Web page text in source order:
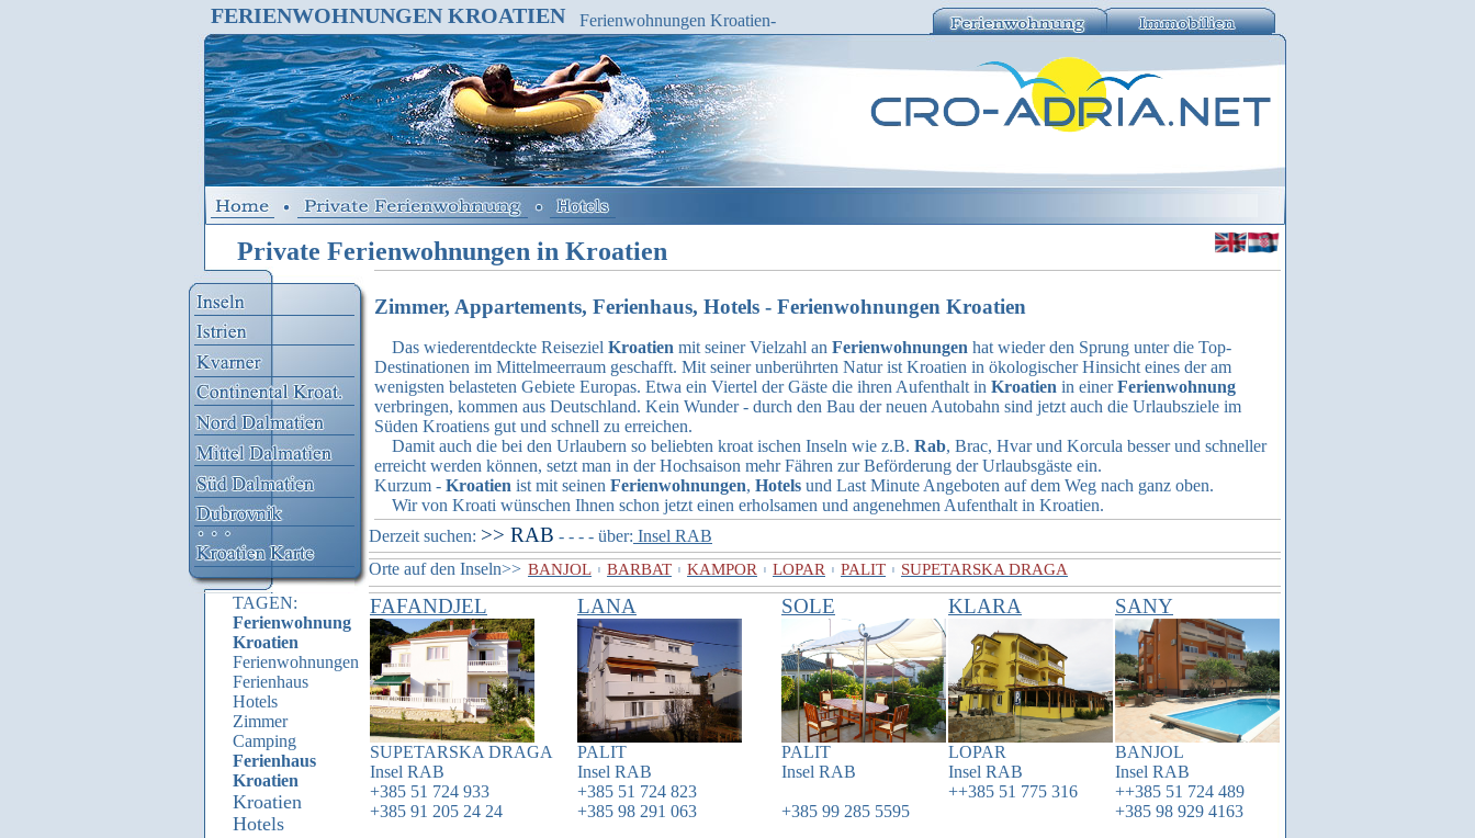
FERIENWOHNUNGEN KROATIEN
Ferienwohnungen Kroatien-
Ferienhaus,Appartements
Private Ferienwohnungen in Kroatien
TAGEN:
Ferienwohnung
Kroatien
Ferienwohnungen
Ferienhaus
Hotels
Zimmer
Camping
Ferienhaus
Kroatien
Kroatien
Hotels
Zimmer, Appartements, Ferienhaus, Hotels - Ferienwohnungen Kroatien
Das wiederentdeckte Reiseziel Kroatien mit seiner Vielzahl an Ferienwohnungen hat wieder den Sprung unter die Top-
Destinationen im Mittelmeerraum geschafft. Mit seiner unberührten Natur ist Kroatien in ökologischer Hinsicht eines der am
wenigsten belasteten Gebiete Europas. Etwa ein Viertel der Gäste die ihren Aufenthalt in Kroatien in einerFerienwohnung
verbringen, kommen aus Deutschland. Kein Wunder - durch den Bau der neuen Autobahn sind jetzt auch die Urlaubsziele im
Süden Kroatiens gut und schnell zu erreichen.
Damit auch die bei den Urlaubern so beliebten kroat ischen Inseln wie z.B. Rab, Brac, Hvar und Korcula besser und schneller
erreicht werden können, setzt man in der Hochsaison mehr Fähren zur Beförderung der Urlaubsgäste ein.
Kurzum - Kroatien ist mit seinen Ferienwohnungen, Hotels und Last Minute Angeboten auf dem Weg nach ganz oben.
Wir von Kroati wünschen Ihnen schon jetzt einen erholsamen und angenehmen Aufenthalt in Kroatien.
Derzeit suchen: >> RAB - - - - über: Insel RAB
Orte auf den Inseln>> BANJOL BARBAT KAMPOR LOPAR PALIT SUPETARSKA DRAGA
FAFANDJEL
SUPETARSKA DRAGA
Insel RAB
+385 51 724 933
+385 91 205 24 24
LANA
PALIT
Insel RAB
+385 51 724 823
+385 98 291 063
SOLE
PALIT
Insel RAB
+385 99 285 5595
KLARA
LOPAR
Insel RAB
++385 51 775 316
SANY
BANJOL
Insel RAB
++385 51 724 489
+385 98 929 4163